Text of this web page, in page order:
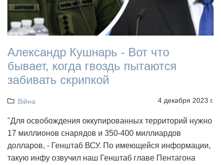
Александр Кушнарь - Вот что
бывает, когда гвоздь пытаются
забивать скрипкой
Війна 4 декабря 2023 г.
"Для освобождения оккупированных территорий нужно
17 миллионов снарядов и 350-400 миллиардов
долларов, - Генштаб ВСУ. По имеющейся информации,
такую инфу озвучил наш Генштаб главе Пентагона